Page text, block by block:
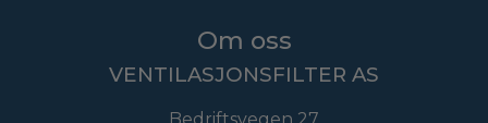
Om oss
VENTILASJONSFILTER AS